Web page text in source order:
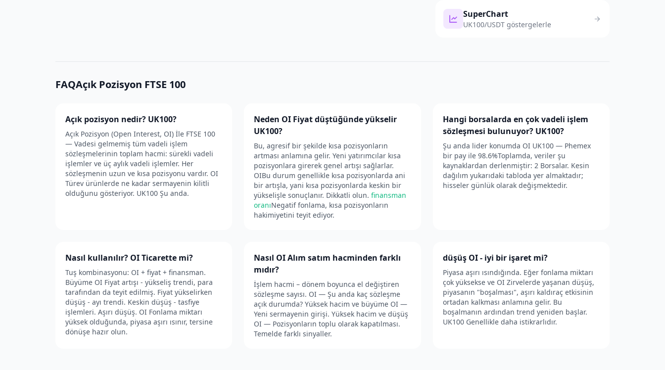
SuperChart
UK100/USDT göstergelerle
FAQAçık Pozisyon FTSE 100
Açık pozisyon nedir? UK100?
Açık Pozisyon (Open Interest, OI) İle FTSE 100
— Vadesi gelmemiş tüm vadeli işlem
sözleşmelerinin toplam hacmi: sürekli vadeli
işlemler ve üç aylık vadeli işlemler. Her
sözleşmenin uzun ve kısa pozisyonu vardır. OI
Türev ürünlerde ne kadar sermayenin kilitli
olduğunu gösteriyor. UK100 Şu anda.
Neden OI Fiyat düştüğünde yükselir
UK100?
Bu, agresif bir şekilde kısa pozisyonların
artması anlamına gelir. Yeni yatırımcılar kısa
pozisyonlara girerek genel artışı sağlarlar.
OIBu durum genellikle kısa pozisyonlarda ani
bir artışla, yani kısa pozisyonlarda keskin bir
yükselişle sonuçlanır. Dikkatli olun.finansman
oranıNegatif fonlama, kısa pozisyonların
hakimiyetini teyit ediyor.
Hangi borsalarda en çok vadeli işlem
sözleşmesi bulunuyor? UK100?
Şu anda lider konumda OI UK100 — Phemex
bir pay ile 98.6%Toplamda, veriler şu
kaynaklardan derlenmiştir: 2 Borsalar. Kesin
dağılım yukarıdaki tabloda yer almaktadır;
hisseler günlük olarak değişmektedir.
Nasıl kullanılır? OI Ticarette mi?
Tuş kombinasyonu: OI + fiyat + finansman.
Büyüme OI Fiyat artışı - yükseliş trendi, para
tarafından da teyit edilmiş. Fiyat yükselirken
düşüş - ayı trendi. Keskin düşüş - tasfiye
işlemleri. Aşırı düşüş. OI Fonlama miktarı
yüksek olduğunda, piyasa aşırı ısınır, tersine
dönüşe hazır olun.
Nasıl OI Alım satım hacminden farklı
mıdır?
İşlem hacmi – dönem boyunca el değiştiren
sözleşme sayısı. OI — Şu anda kaç sözleşme
açık durumda? Yüksek hacim ve büyüme OI —
Yeni sermayenin girişi. Yüksek hacim ve düşüş
OI — Pozisyonların toplu olarak kapatılması.
Temelde farklı sinyaller.
düşüş OI - iyi bir işaret mi?
Piyasa aşırı ısındığında. Eğer fonlama miktarı
çok yüksekse ve OI Zirvelerde yaşanan düşüş,
piyasanın "boşalması", aşırı kaldıraç etkisinin
ortadan kalkması anlamına gelir. Bu
boşalmanın ardından trend yeniden başlar.
UK100 Genellikle daha istikrarlıdır.